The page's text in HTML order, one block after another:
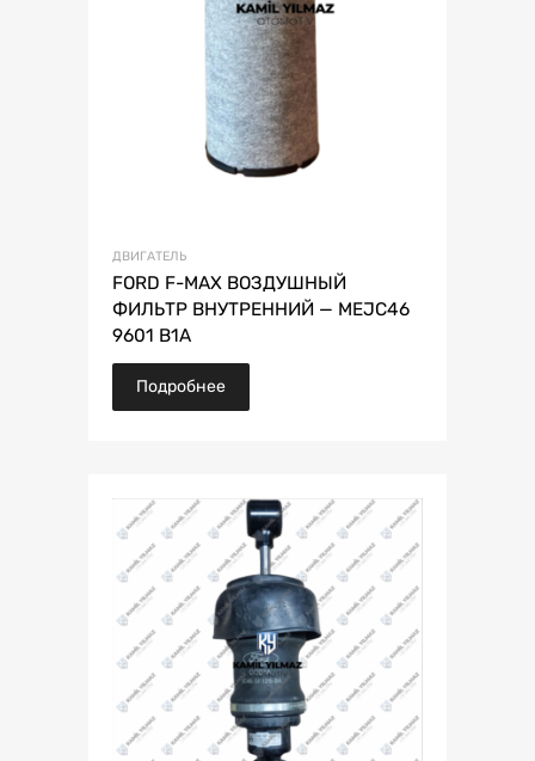
ДВИГАТЕЛЬ
FORD F-MAX ВОЗДУШНЫЙ
ФИЛЬТР ВНУТРЕННИЙ — MEJC46
9601 B1A
Подробнее